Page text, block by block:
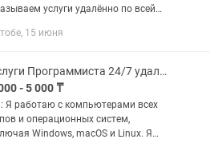
услуги удалённо по всей
услуги по подготовке
15 июня
Услуги Программиста 24/7 удаленно (word, ворд , office ,windows, игры)
- 5 000 ₸
Я работаю с компьютерами всех
и операционных систем,
Windows, macOS и Linux. Я